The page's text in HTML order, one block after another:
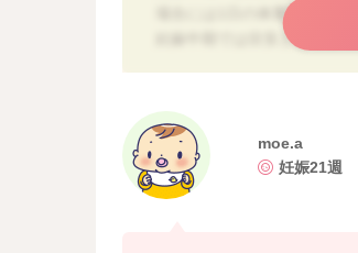
場合には1日の体重変動が激
妊娠中期では目安としては
【妊娠中の体重増加曲線】
https://www.ncchd.go.jp/
moe.a
妊娠21週